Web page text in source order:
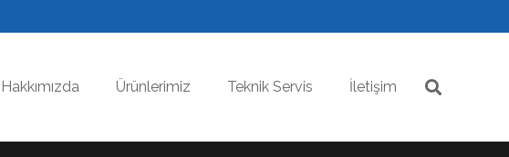
Hakkımızda Ürünlerimiz Teknik Servis İletişim